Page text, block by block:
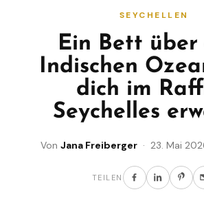
SEYCHELLEN
Ein Bett über
Indischen
dich im
Seychelles
Von Jana Freiberger · 23. Mai
TEILEN